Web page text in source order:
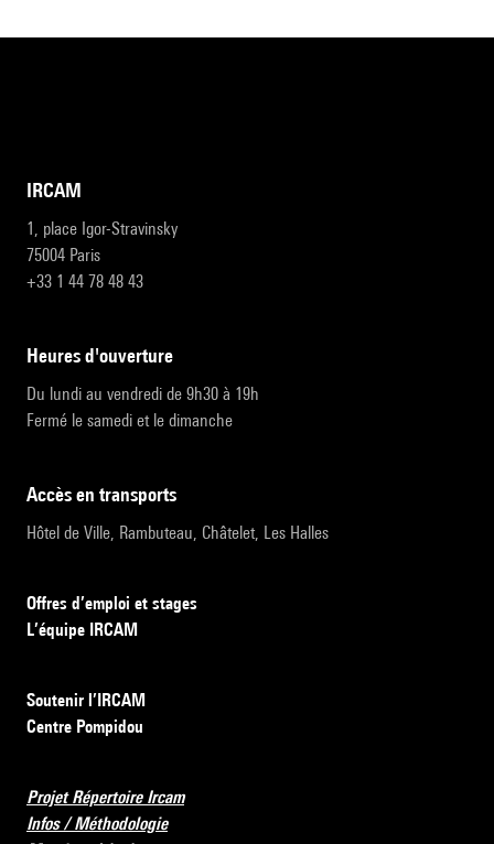
IRCAM
1, place Igor-Stravinsky
75004 Paris
+33 1 44 78 48 43
heures d'ouverture
Du lundi au vendredi de 9h30 à 19h
Fermé le samedi et le dimanche
accès en transports
Hôtel de Ville, Rambuteau, Châtelet, Les Halles
Offres d’emploi et stages
L’équipe IRCAM
Soutenir l’IRCAM
Centre Pompidou
Projet Répertoire Ircam
Infos / Méthodologie